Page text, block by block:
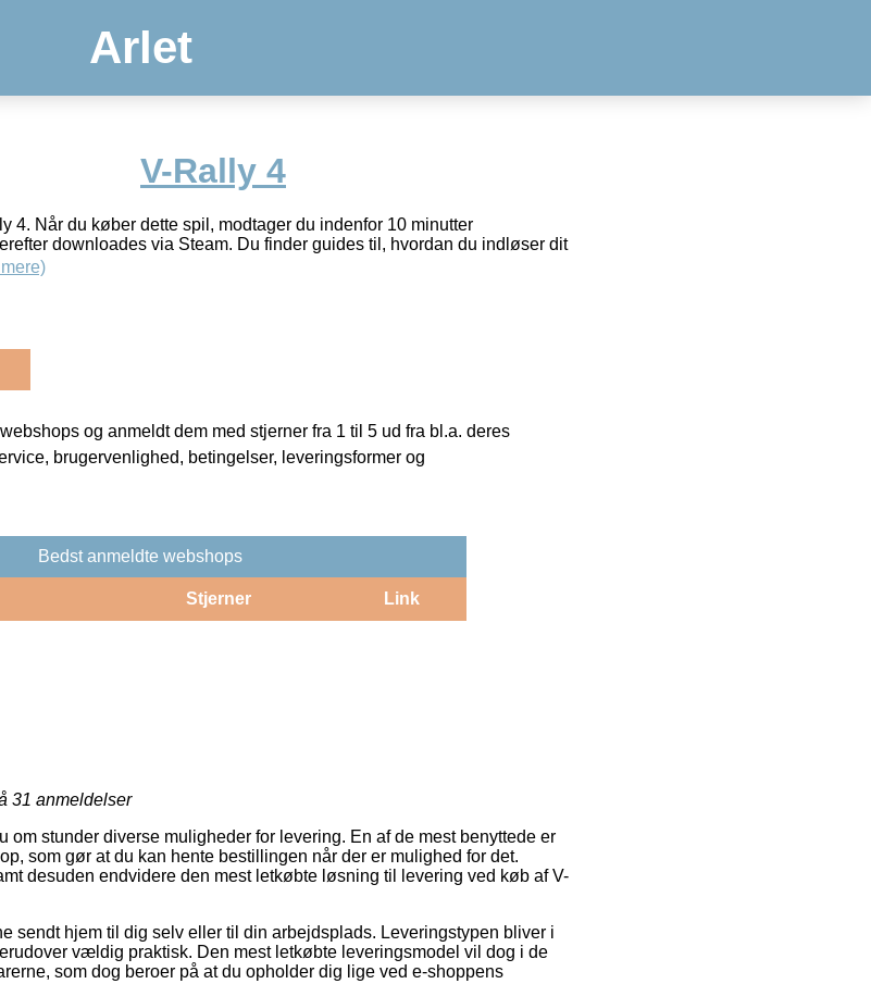
Arlet
V-Rally 4
4. Når du køber dette spil, modtager du indenfor 10 minutter
downloades via Steam. Du finder guides til, hvordan du indløser dit
og anmeldt dem med stjerner fra 1 til 5 ud fra bl.a. deres
brugervenlighed, betingelser, leveringsformer og
Bedst anmeldte webshops
Stjerner Link
31 anmeldelser
stunder diverse muligheder for levering. En af de mest benyttede er
som gør at du kan hente bestillingen når der er mulighed for det.
desuden endvidere den mest letkøbte løsning til levering ved køb af V-
sendt hjem til dig selv eller til din arbejdsplads. Leveringstypen bliver i
vældig praktisk. Den mest letkøbte leveringsmodel vil dog i de
som dog beroer på at du opholder dig lige ved e-shoppens